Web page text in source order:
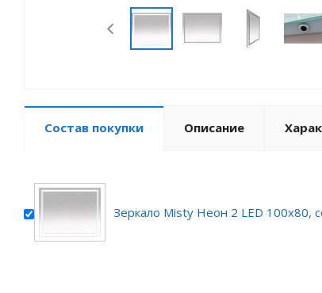
Состав покупки Описание
Зеркало Misty Неон 2 LED 100x80,